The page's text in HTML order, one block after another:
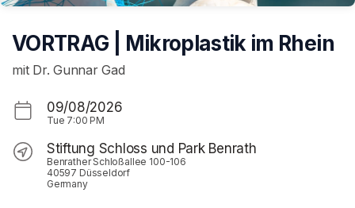
VORTRAG | Mikroplastik im Rhein
mit Dr. Gunnar Gad
09/08/2026
Tue 7:00 PM
Stiftung Schloss und Park Benrath
Benrather Schloßallee 100-106
40597 Düsseldorf
Germany